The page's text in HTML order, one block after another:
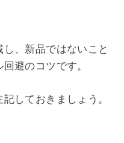
し、新品ではないこと
避のコツです。
しておきましょう。